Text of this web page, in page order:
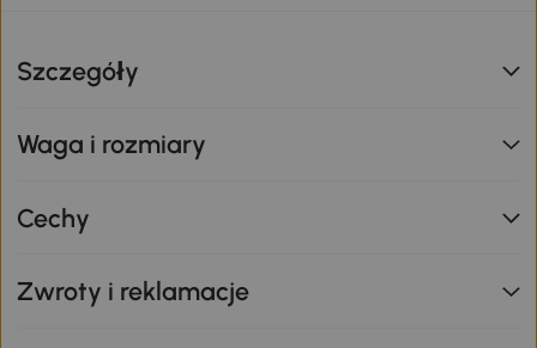
Szczegóły
Waga i rozmiary
Cechy
Zwroty i reklamacje